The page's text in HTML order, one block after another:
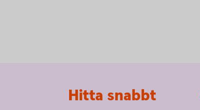
Hitta snabbt